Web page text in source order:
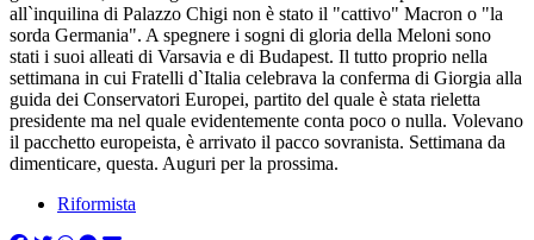
all`inquilina di Palazzo Chigi non è stato il "cattivo" Macron o "la
sorda Germania". A spegnere i sogni di gloria della Meloni sono
stati i suoi alleati di Varsavia e di Budapest. Il tutto proprio nella
settimana in cui Fratelli d`Italia celebrava la conferma di Giorgia alla
guida dei Conservatori Europei, partito del quale è stata rieletta
presidente ma nel quale evidentemente conta poco o nulla. Volevano
il pacchetto europeista, è arrivato il pacco sovranista. Settimana da
dimenticare, questa. Auguri per la prossima.
Riformista